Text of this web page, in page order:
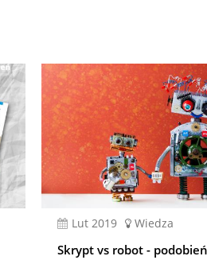
lut 2019 Wiedza
Skrypt vs robot -